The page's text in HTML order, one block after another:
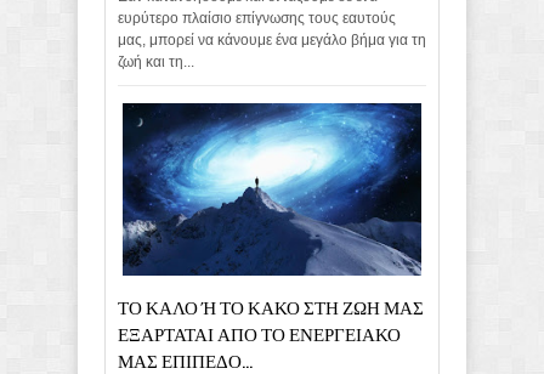
ευρύτερο πλαίσιο επίγνωσης τους εαυτούς
μας, μπορεί να κάνουμε ένα μεγάλο βήμα για τη
ζωή και τη...
ΤΟ ΚΑΛΟ Ή ΤΟ ΚΑΚΟ ΣΤΗ ΖΩΗ ΜΑΣ
ΕΞΑΡΤΑΤΑΙ ΑΠΟ ΤΟ ΕΝΕΡΓΕΙΑΚΟ
ΜΑΣ ΕΠΙΠΕΔΟ...